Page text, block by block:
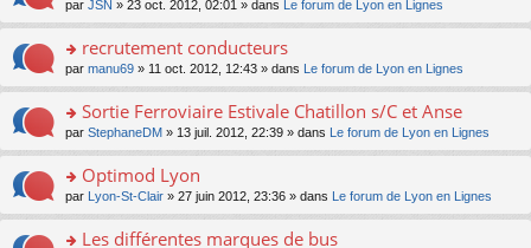
lu
le
pl
u
ré
c
e
nt
a
g
e
n
n
le
pl
u
er
le
m
e
a
g
e
n
n
le
o
n
ult
er
le
m
e
a
g
e
n
par JSN » 23 oct. 2012, 02:01 » dans Le forum de Lyon en Lignes
o
n
ult
er
le
m
e
recrutement conducteurs
par manu69 » 11 oct. 2012, 12:43 » dans Le forum de Lyon en Lignes
o
n
ult
er
le
m
Sortie Ferroviaire Estivale Chatillon s/C et Anse
par StephaneDM » 13 juil. 2012, 22:39 » dans Le forum de Lyon en Lignes
o
n
Optimod Lyon
par Lyon-St-Clair » 27 juin 2012, 23:36 » dans Le forum de Lyon en Lignes
Les différentes marques de bus